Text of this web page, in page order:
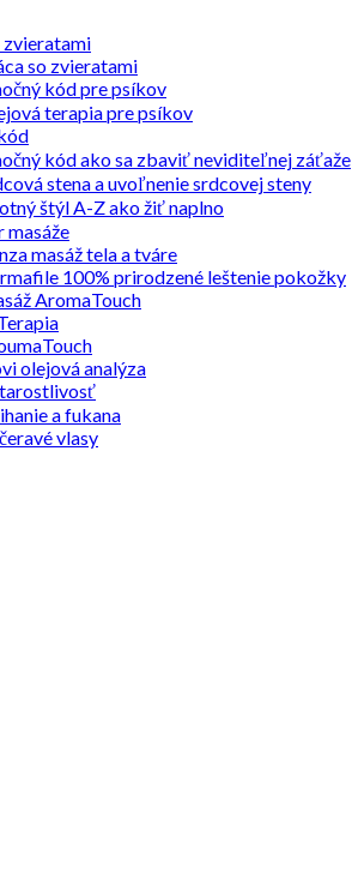
zvieratami
so zvieratami
kód pre psíkov
terapia pre psíkov
kód ako sa zbaviť neviditeľnej záťaže
stena a uvoľnenie srdcovej steny
štýl A-Z ako žiť naplno
masáže
masáž tela a tváre
100% prirodzené leštenie pokožky
AromaTouch
olejová analýza
a fukana
vlasy